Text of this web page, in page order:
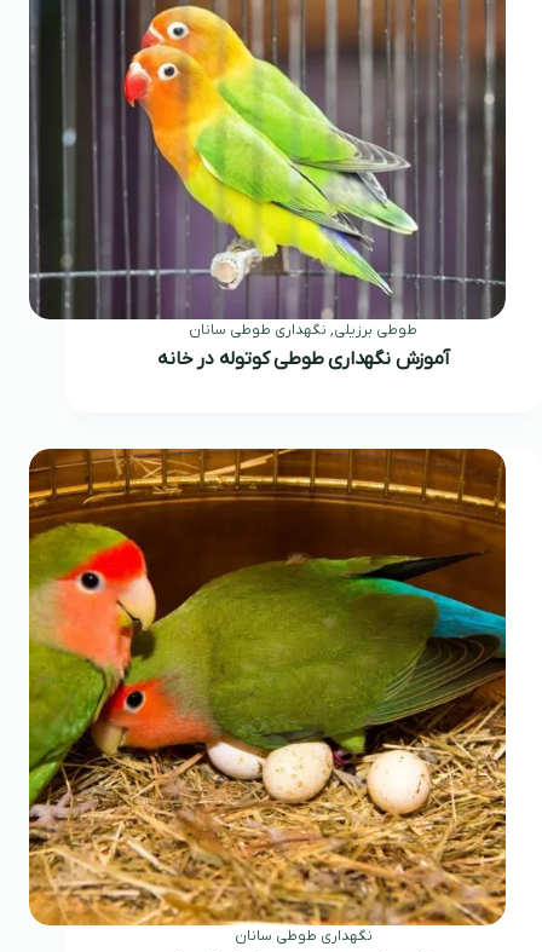
طوطی برزیلی, نگهداری طوطی سانان
آموزش نگهداری طوطی کوتوله در خانه
نگهداری طوطی سانان